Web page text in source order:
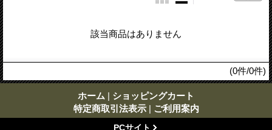
該当商品はありません
(0件/0件)
ホーム | ショッピングカート
特定商取引法表示 | ご利用案内
PCサイト